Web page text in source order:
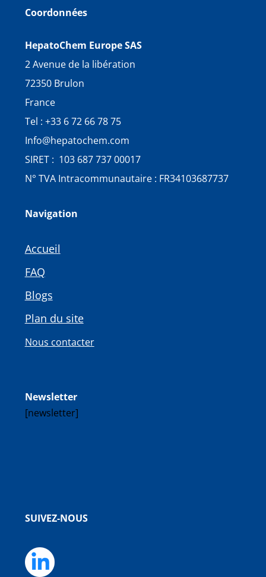
Coordonnées
HepatoChem Europe SAS
2 Avenue de la libération
72350 Brulon
France
Tel : +33 6 72 66 78 75
Info@hepatochem.com
SIRET : 103 687 737 00017
N° TVA Intracommunautaire : FR34103687737
Navigation
Accueil
FAQ
Blogs
Plan du site
Nous contacter
Newsletter
[newsletter]
SUIVEZ-NOUS